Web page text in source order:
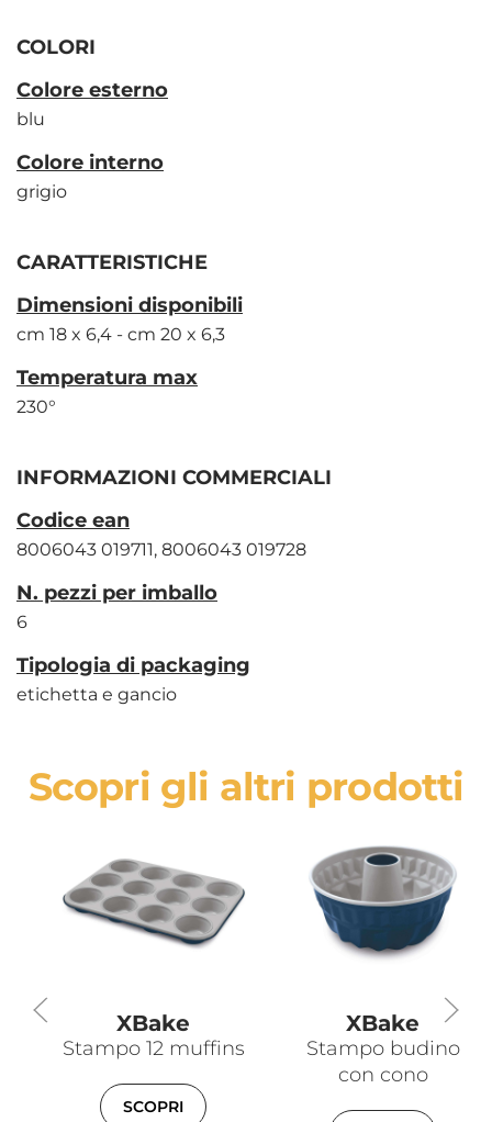
COLORI
Colore esterno
blu
Colore interno
grigio
CARATTERISTICHE
Dimensioni disponibili
cm 18 x 6,4 - cm 20 x 6,3
Temperatura max
230°
INFORMAZIONI COMMERCIALI
Codice ean
8006043 019711, 8006043 019728
N. pezzi per imballo
6
Tipologia di packaging
etichetta e gancio
Scopri gli altri prodotti
XBake
Stampo 12 muffins
SCOPRI
XBake
Stampo budino
con cono